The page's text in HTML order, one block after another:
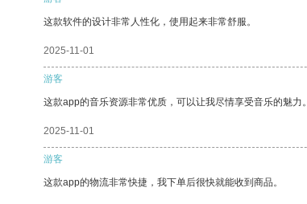
这款软件的设计非常人性化，使用起来非常舒服。
2025-11-01
游客
这款app的音乐资源非常优质，可以让我尽情享受音乐的魅力。
2025-11-01
游客
这款app的物流非常快捷，我下单后很快就能收到商品。